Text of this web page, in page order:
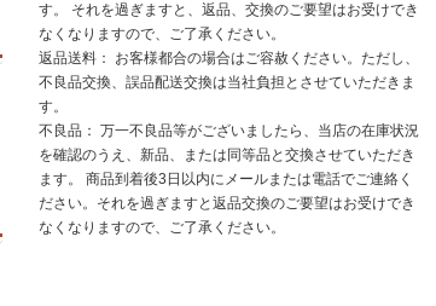
す。 それを過ぎますと、返品、交換のご要望はお受けでき
なくなりますので、ご了承ください。
返品送料： お客様都合の場合はご容赦ください。ただし、
不良品交換、誤品配送交換は当社負担とさせていただきま
す。
不良品： 万一不良品等がございましたら、当店の在庫状況
を確認のうえ、新品、または同等品と交換させていただき
ます。 商品到着後3日以内にメールまたは電話でご連絡く
ださい。それを過ぎますと返品交換のご要望はお受けでき
なくなりますので、ご了承ください。